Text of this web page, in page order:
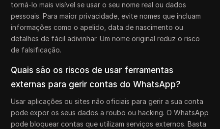
torná-lo mais visível se usar o seu nome real ou dados
pessoais. Para maior privacidade, evite nomes que incluam
informações como o apelido, data de nascimento ou
detalhes de fácil adivinhar. Um nome original reduz o risco
de falsificação.
Quais são os riscos de usar ferramentas
externas para gerir contas do WhatsApp?
Usar aplicações ou sites não oficiais para gerir a sua conta
pode expor os seus dados a roubo ou hacking. O WhatsApp
pode bloquear contas que utilizam serviços externos. Basta